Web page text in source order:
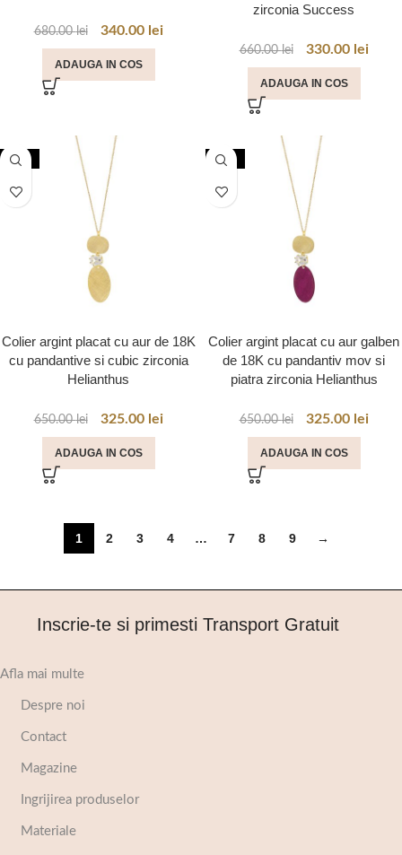
680.00lei 340.00 lei
ADAUGA IN COS
zirconia Success
660.00lei 330.00 lei
ADAUGA IN COS
-50%
Colier argint placat cu aur de 18K
cu pandantive si cubic zirconia
Helianthus
650.00lei 325.00 lei
ADAUGA IN COS
-50%
Colier argint placat cu aur galben
de 18K cu pandantiv mov si
piatra zirconia Helianthus
650.00lei 325.00 lei
ADAUGA IN COS
1 2 3 4 … 7 8 9 →
Inscrie-te si primesti Transport Gratuit
Afla mai multe
Despre noi
Contact
Magazine
Ingrijirea produselor
Materiale